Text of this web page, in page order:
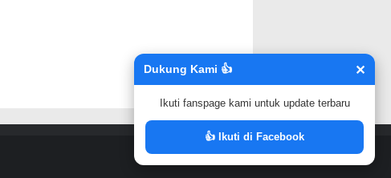
Dukung Kami 👍 ✕
Ikuti fanspage kami untuk update terbaru
👍 Ikuti di Facebook
↑
Powered byBlogger